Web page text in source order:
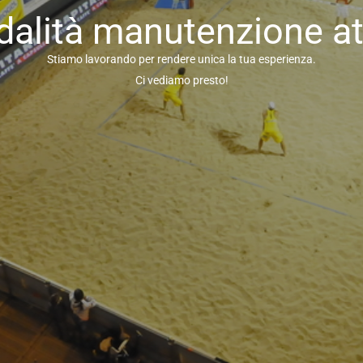
manutenzione
Stiamo lavorando per rendere unica la tua esperienza.
Ci vediamo presto!